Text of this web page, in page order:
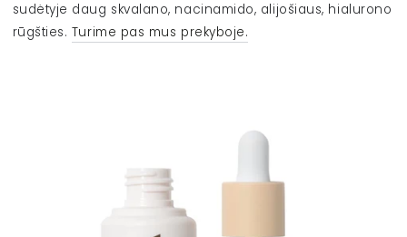
sudėtyje daug skvalano, nacinamido, alijošiaus, hialurono
rūgšties. Turime pas mus prekyboje.